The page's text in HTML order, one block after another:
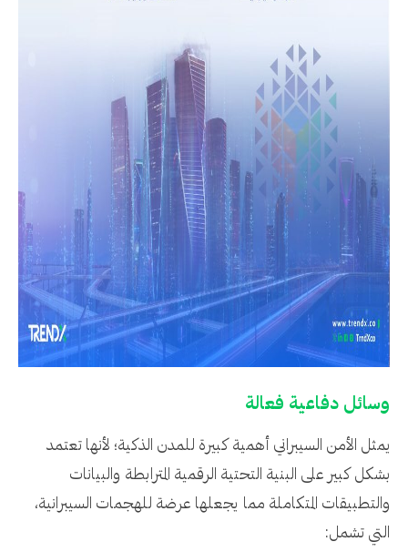
وسائل دفاعية فعالة
يمثل الأمن السيبراني أهمية كبيرة للمدن الذكية؛ لأنها تعتمد
بشكل كبير على البنية التحتية الرقمية المترابطة والبيانات
والتطبيقات المتكاملة مما يجعلها عرضة للهجمات السيبرانية،
التي تشمل: